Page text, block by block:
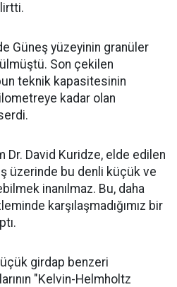
Güneş yüzeyinin granüler
Son çekilen
teknik kapasitesinin
kadar olan
Dr. David Kuridze, elde edilen
üzerinde bu denli küçük ve
inanılmaz. Bu, daha
karşılaşmadığımız bir
girdap benzeri
"Kelvin-Helmholtz